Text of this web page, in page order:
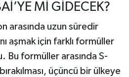
Mİ GİDECEK?
arasında uzun süredir
aşmak için farklı formüller
Bu formüller arasında S-
üçüncü bir ülkeye